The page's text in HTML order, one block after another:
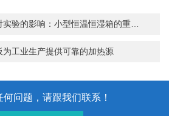
验的影响：小型恒温恒湿箱的重要性
为工业生产提供可靠的加热源
问题，请跟我们联系！